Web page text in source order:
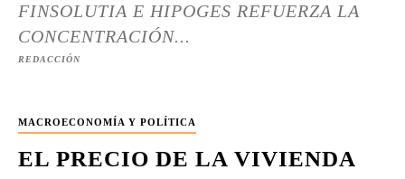
FINSOLUTIA E HIPOGES REFUERZA LA
CONCENTRACIÓN...
REDACCIÓN
MACROECONOMÍA Y POLÍTICA
EL PRECIO DE LA VIVIENDA